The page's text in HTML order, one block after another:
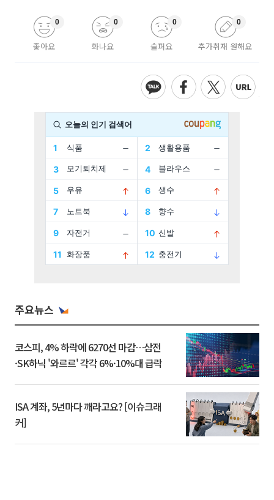
좋아요
0
화나요
0
슬퍼요
0
추가취재 원해요
0
주요뉴스
코스피, 4% 하락에 6270선 마감…삼전
·SK하닉 '와르르' 각각 6%·10%대 급락
ISA 계좌, 5년마다 깨라고요? [이슈크래
커]